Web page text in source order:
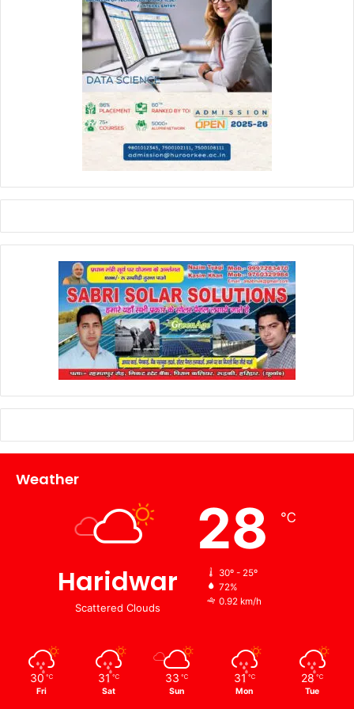
Weather
Haridwar
Scattered Clouds
28 ℃
30º - 25º
72%
0.92 km/h
30 ℃
Fri
31 ℃
Sat
33 ℃
Sun
31 ℃
Mon
28 ℃
Tue